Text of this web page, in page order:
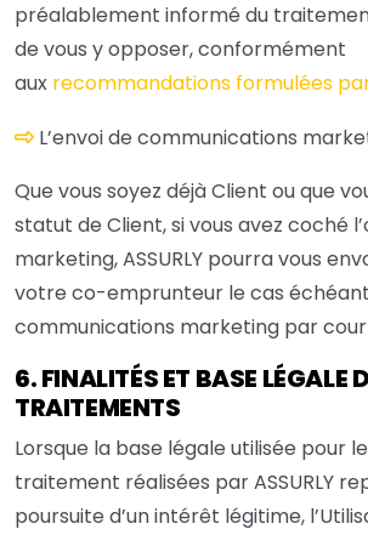
préalablement informé du
de vous y opposer, conformément
aux recommandations formulées
L’envoi de communications
Que vous soyez déjà Client ou que
statut de Client, si vous avez coché
marketing, ASSURLY pourra vous
votre co-emprunteur le cas
communications marketing par
6. FINALITÉS ET BASE LÉGALE
TRAITEMENTS
Lorsque la base légale utilisée pour
traitement réalisées par ASSURLY
poursuite d’un intérêt légitime,